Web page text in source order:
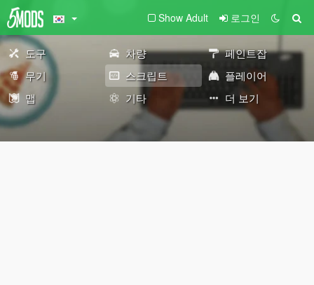
Show Adult 로그인
도구 차량
페인트잡
무기
스크립트
플레이어
맵
기타 더 보기